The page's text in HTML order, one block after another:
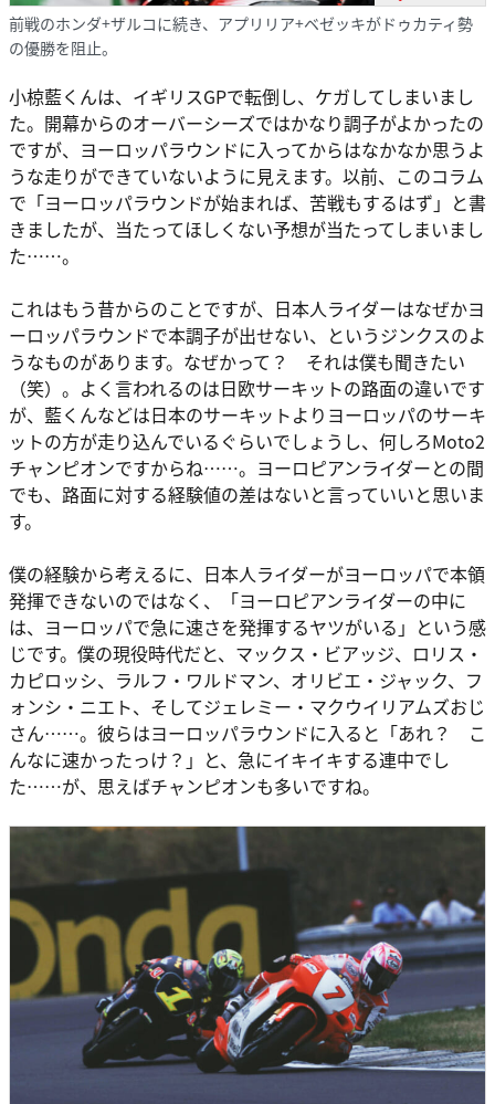
前戦のホンダ+ザルコに続き、アプリリア+ベゼッキがドゥカティ勢
の優勝を阻止。
小椋藍くんは、イギリスGPで転倒し、ケガしてしまいまし
た。開幕からのオーバーシーズではかなり調子がよかったの
ですが、ヨーロッパラウンドに入ってからはなかなか思うよ
うな走りができていないように見えます。以前、このコラム
で「ヨーロッパラウンドが始まれば、苦戦もするはず」と書
きましたが、当たってほしくない予想が当たってしまいまし
た……。
これはもう昔からのことですが、日本人ライダーはなぜかヨ
ーロッパラウンドで本調子が出せない、というジンクスのよ
うなものがあります。なぜかって？ それは僕も聞きたい
（笑）。よく言われるのは日欧サーキットの路面の違いです
が、藍くんなどは日本のサーキットよりヨーロッパのサーキ
ットの方が走り込んでいるぐらいでしょうし、何しろMoto2
チャンピオンですからね……。ヨーロピアンライダーとの間
でも、路面に対する経験値の差はないと言っていいと思いま
す。
僕の経験から考えるに、日本人ライダーがヨーロッパで本領
発揮できないのではなく、「ヨーロピアンライダーの中に
は、ヨーロッパで急に速さを発揮するヤツがいる」という感
じです。僕の現役時代だと、マックス・ビアッジ、ロリス・
カピロッシ、ラルフ・ワルドマン、オリビエ・ジャック、フ
ォンシ・ニエト、そしてジェレミー・マクウイリアムズおじ
さん……。彼らはヨーロッパラウンドに入ると「あれ？ こ
んなに速かったっけ？」と、急にイキイキする連中でし
た……が、思えばチャンピオンも多いですね。